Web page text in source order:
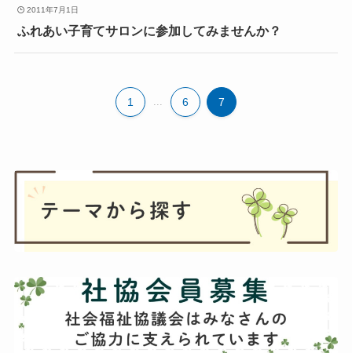
2011年7月1日
ふれあい子育てサロンに参加してみませんか？
1 6 7